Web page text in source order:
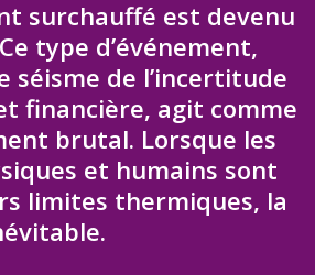
surchauffé est devenu
type d’événement,
séisme de l’incertitude
financière, agit comme
brutal. Lorsque les
et humains sont
limites thermiques, la